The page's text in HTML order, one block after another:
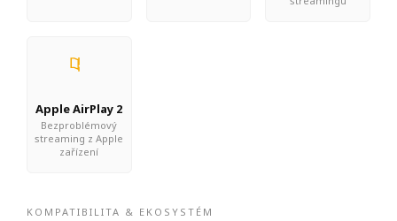
Apple AirPlay 2
Bezproblémový
streaming z Apple
zařízení
KOMPATIBILITA & EKOSYSTÉM